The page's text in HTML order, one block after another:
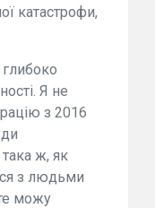
катастрофи,
Я не
з 2016
така ж, як
з людьми
можу